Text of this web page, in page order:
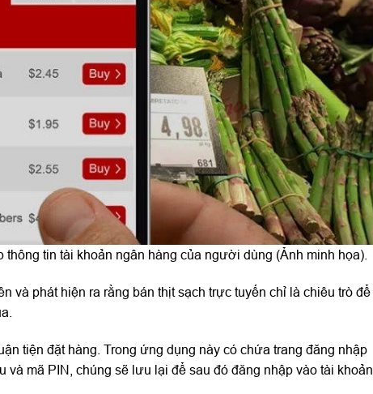
tin tài khoản ngân hàng của người dùng (Ảnh minh họa).
và phát hiện ra rằng bán thịt sạch trực tuyến chỉ là chiêu trò để
tiện đặt hàng. Trong ứng dụng này có chứa trang đăng nhập
mã PIN, chúng sẽ lưu lại để sau đó đăng nhập vào tài khoản